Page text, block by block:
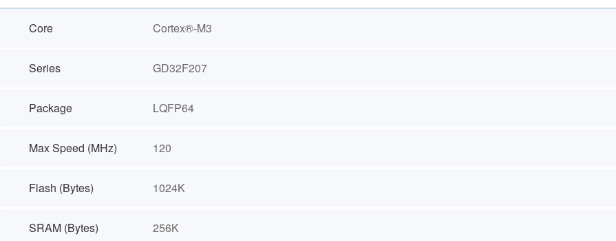
Core Cortex®-M3
Series GD32F207
Package LQFP64
Max Speed (MHz) 120
Flash (Bytes) 1024K
SRAM (Bytes) 256K